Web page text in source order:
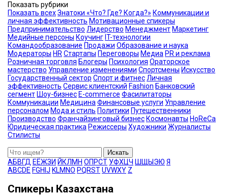
Показать рубрики
Показать всехЗнатоки «Что? Где? Когда?» Коммуникации и
личная эффективность Мотивационные спикеры
Предпринимательство Лидерство Менеджмент Маркетинг
Медийные персоны Коучинг IT-технологии
Командообразование Продажи Образование и наука
Модераторы HR Стартапы Переговоры Медиа PR и реклама
Розничная торговля Блогеры Психология Ораторское
мастерство Управление изменениями Спортсмены Искусство
Государственный сектор Спорт и фитнес Личная
эффективность Сервис клиентский Fashion Банковский
сегмент Шоу-бизнес E-commerce Фасилитаторы
Коммуникации Медицина Финансовые услуги Управление
персоналом Мода и стиль Политики Путешественники
Производство Франчайзинговый бизнес Космонавты HoReCa
Юридическая практика Режиссеры Художники Журналисты
Стилисты
Искать
АБВГД ЕЁЖЗИ Й КЛ М Н ОП РСТ УФХЦЧ Ш ЩЫ ЭЮ Я
ABCDE FGH J KLM NO PQRSTUVWXY Z
Спикеры Казахстана